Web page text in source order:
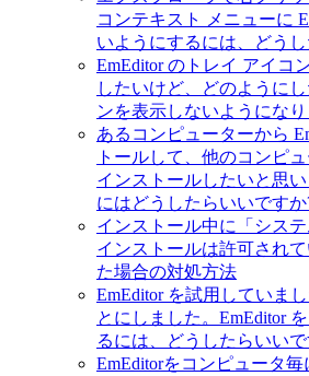
コンテキスト メニューに
いようにするには、どう
EmEditor のトレイ アイコ
したいけど、どのように
ンを表示しないようにな
あるコンピューターから
トールして、他のコンピ
インストールしたいと思
にはどうしたらいいですか
インストール中に「シス
インストールは許可され
た場合の対処方法
EmEditor を試用していま
とにしました。EmEditor
るには、どうしたらいい
EmEditorをコンピュータ